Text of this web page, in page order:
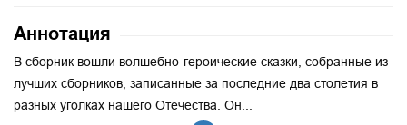
Аннотация
В сборник вошли волшебно-героические сказки, собранные из
лучших сборников, записанные за последние два столетия в
разных уголках нашего Отечества. Он...